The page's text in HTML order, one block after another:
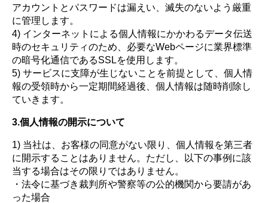
アカウントとパスワードは漏えい、滅失のないよう厳重
に管理します。
4) インターネットによる個人情報にかかわるデータ伝送
時のセキュリティのため、必要なWebページに業界標準
の暗号化通信であるSSLを使用します。
5) サービスに支障が生じないことを前提として、個人情
報の受領時から一定期間経過後、個人情報は随時削除し
ていきます。
3.個人情報の開示について
1) 当社は、お客様の同意がない限り、個人情報を第三者
に開示することはありません。ただし、以下の事例に該
当する場合はその限りではありません。
・法令に基づき裁判所や警察等の公的機関から要請があ
った場合